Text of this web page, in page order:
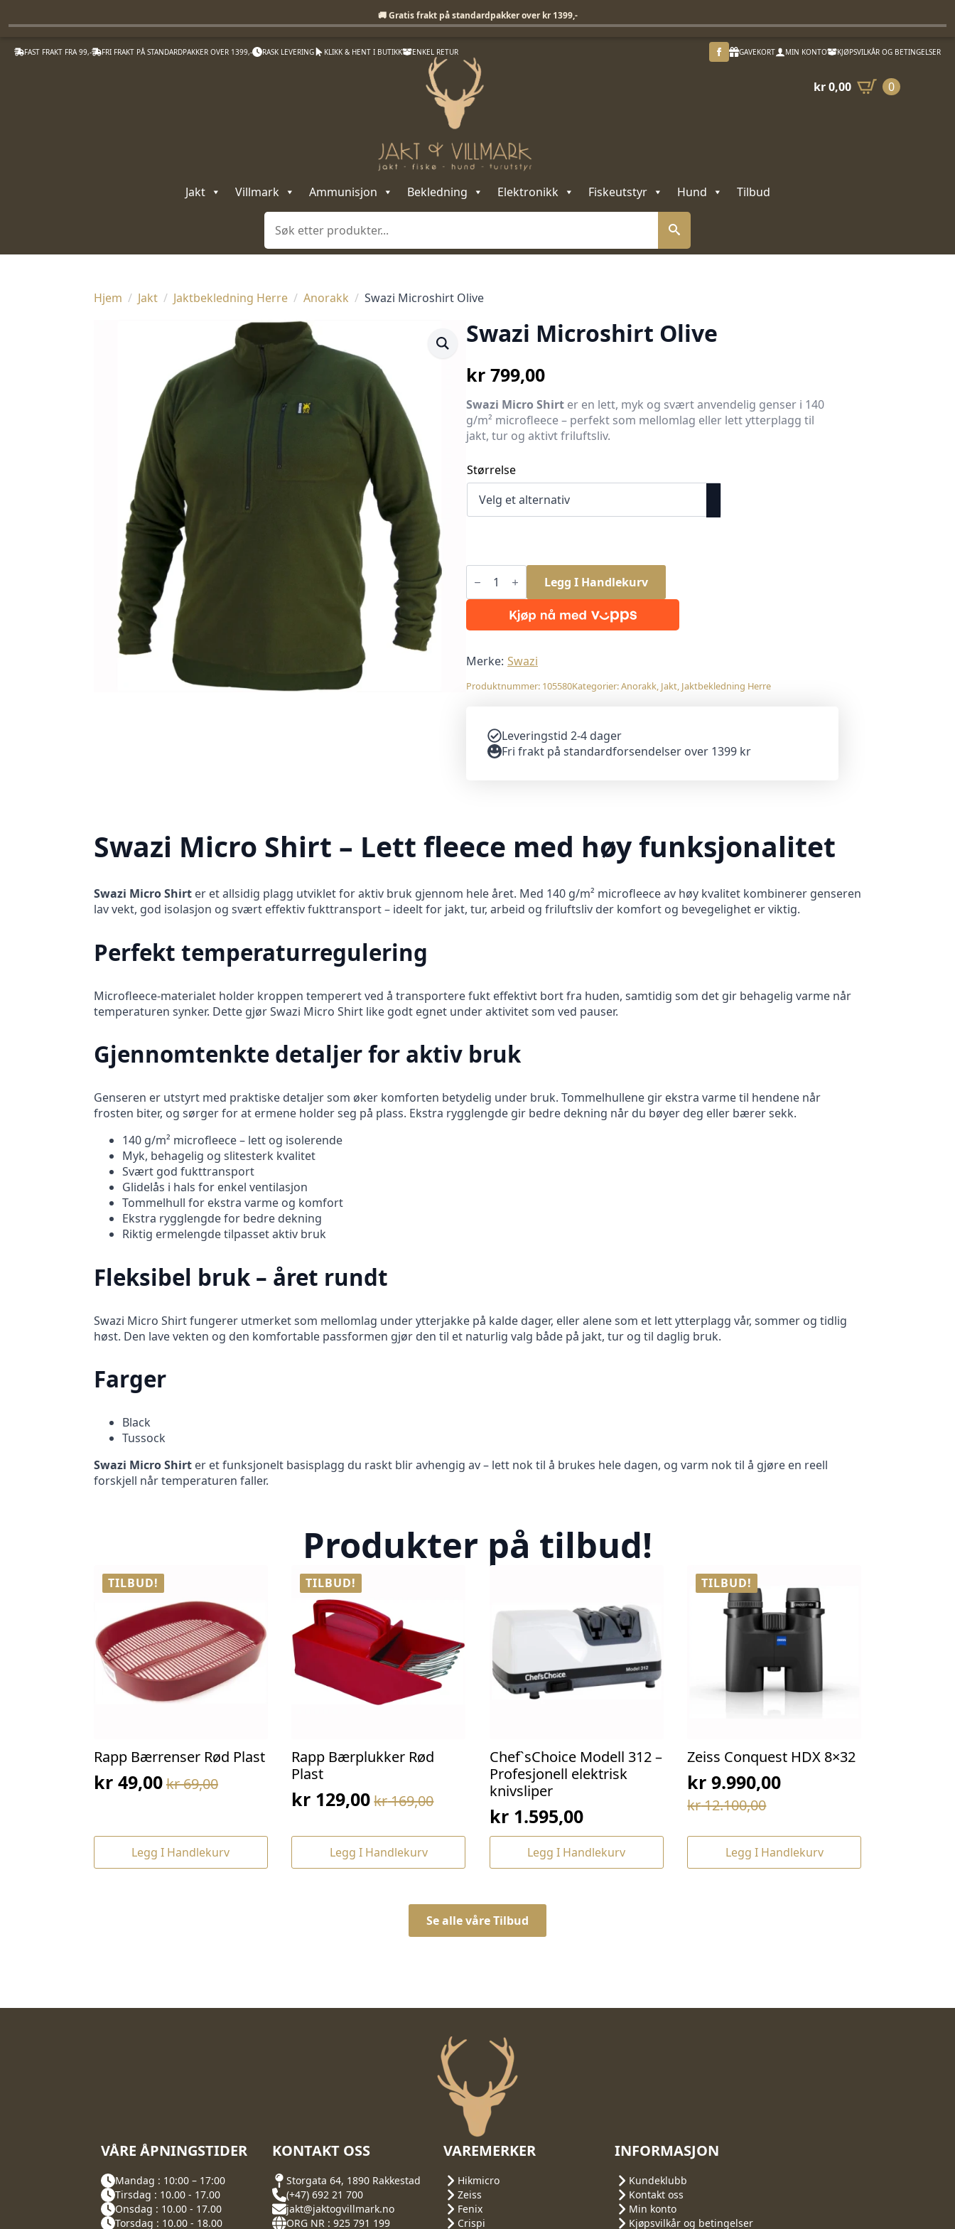
FAST FRAKT FRA 99,- FRI FRAKT PÅ STANDARDPAKKER OVER 1399,- RASK LEVERING KLIKK & HENT I BUTIKK ENKEL RETUR GAVEKORT MIN KONTO KJØPSVILKÅR OG BETINGELSER
kr0,00 0
Jakt Villmark Ammunisjon Bekledning Elektronikk Fiskeutstyr Hund
Tilbud
Søk
Hjem Jakt Jaktbekledning Herre Anorakk Swazi Microshirt Olive
Swazi Microshirt Olive
kr 799,00
Swazi Micro Shirt er en lett, myk og svært anvendelig genser i 140
g/m² microfleece – perfekt som mellomlag eller lett ytterplagg til
jakt, tur og aktivt friluftsliv.
Størrelse
Swazi
Microshirt
antall
Legg I Handlekurv
Merke: Swazi
Produktnummer: 105580Kategorier:Anorakk, Jakt, Jaktbekledning Herre
Leveringstid 2-4 dager
Fri frakt på standardforsendelser over 1399 kr
Swazi Micro Shirt – Lett fleece med høy funksjonalitet
Swazi Micro Shirt er et allsidig plagg utviklet for aktiv bruk gjennom hele året. Med 140 g/m² microfleece av høy kvalitet kombinerer genseren
lav vekt, god isolasjon og svært effektiv fukttransport – ideelt for jakt, tur, arbeid og friluftsliv der komfort og bevegelighet er viktig.
Perfekt temperaturregulering
Microfleece-materialet holder kroppen temperert ved å transportere fukt effektivt bort fra huden, samtidig som det gir behagelig varme når
temperaturen synker. Dette gjør Swazi Micro Shirt like godt egnet under aktivitet som ved pauser.
Gjennomtenkte detaljer for aktiv bruk
Genseren er utstyrt med praktiske detaljer som øker komforten betydelig under bruk. Tommelhullene gir ekstra varme til hendene når
frosten biter, og sørger for at ermene holder seg på plass. Ekstra rygglengde gir bedre dekning når du bøyer deg eller bærer sekk.
140 g/m² microfleece – lett og isolerende
Myk, behagelig og slitesterk kvalitet
Svært god fukttransport
Glidelås i hals for enkel ventilasjon
Tommelhull for ekstra varme og komfort
Ekstra rygglengde for bedre dekning
Riktig ermelengde tilpasset aktiv bruk
Fleksibel bruk – året rundt
Swazi Micro Shirt fungerer utmerket som mellomlag under ytterjakke på kalde dager, eller alene som et lett ytterplagg vår, sommer og tidlig
høst. Den lave vekten og den komfortable passformen gjør den til et naturlig valg både på jakt, tur og til daglig bruk.
Farger
Black
Tussock
Swazi Micro Shirt er et funksjonelt basisplagg du raskt blir avhengig av – lett nok til å brukes hele dagen, og varm nok til å gjøre en reell
forskjell når temperaturen faller.
Produkter på tilbud!
TILBUD!
Rapp Bærrenser Rød Plast
kr69,00
Opprinnelig
var:
kr 69,00.
kr 49,00
Nåværende
er:
kr 49,00.
Legg I Handlekurv
TILBUD!
Rapp Bærplukker Rød
Plast
kr169,00
Opprinnelig
pris
kr 169,00.
kr 129,00
Nåværende
pris
kr 129,00.
Legg I Handlekurv
Chef`sChoice Modell 312 –
Profesjonell elektrisk
knivsliper
kr1.595,00
Legg I Handlekurv
TILBUD!
Zeiss Conquest HDX 8×32
kr12.100,00
Opprinnelig
var:
kr 12.100,00.
kr 9.990,00
Nåværende
er:
kr 9.990,00.
Legg I Handlekurv
Se alle våre Tilbud
VÅRE ÅPNINGSTIDER
Mandag : 10:00 – 17:00
Tirsdag : 10.00 - 17.00
Onsdag : 10.00 - 17.00
Torsdag : 10.00 - 18.00
KONTAKT OSS
Storgata 64, 1890 Rakkestad
(+47) 692 21 700
jakt@jaktogvillmark.no
ORG NR : 925 791 199
VAREMERKER
Hikmicro
Zeiss
Fenix
Crispi
INFORMASJON
Kundeklubb
Kontakt oss
Min konto
Kjøpsvilkår og betingelser
🚚 Gratis frakt på standardpakker over kr 1399,-